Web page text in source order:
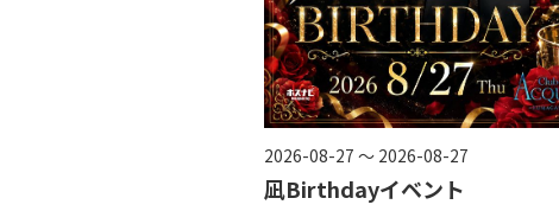
2026-08-27 ～ 2026-08-27
凪Birthdayイベント